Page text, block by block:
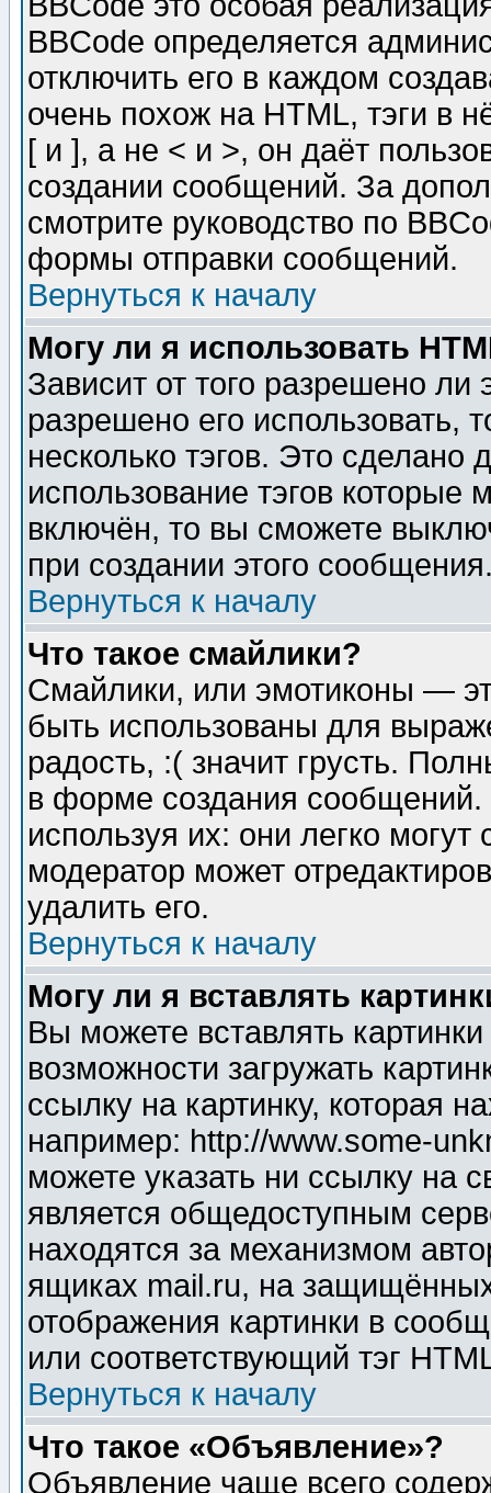
BBCode определяется
отключить его в каждом
очень похож на HTML, тэги в
[ и ], а не < и >, он даёт
создании сообщений. За
смотрите руководство по
формы отправки сообщений.
Вернуться к началу
Могу ли я использовать
Зависит от того разрешено
разрешено его использовать,
несколько тэгов. Это сделано
использование тэгов
включён, то вы сможете
при создании этого
Вернуться к началу
Что такое смайлики?
Смайлики, или эмотиконы —
быть использованы для
радость, :( значит грусть.
в форме создания сообщений.
используя их: они легко
модератор может
удалить его.
Вернуться к началу
Могу ли я вставлять
Вы можете вставлять
возможности загружать
ссылку на картинку, которая
например: http://www.some-
можете указать ни ссылку на
является общедоступным
находятся за механизмом
ящиках mail.ru, на
отображения картинки в
или соответствующий тэг
Вернуться к началу
Что такое «Объявление»?
Объявление чаще всего